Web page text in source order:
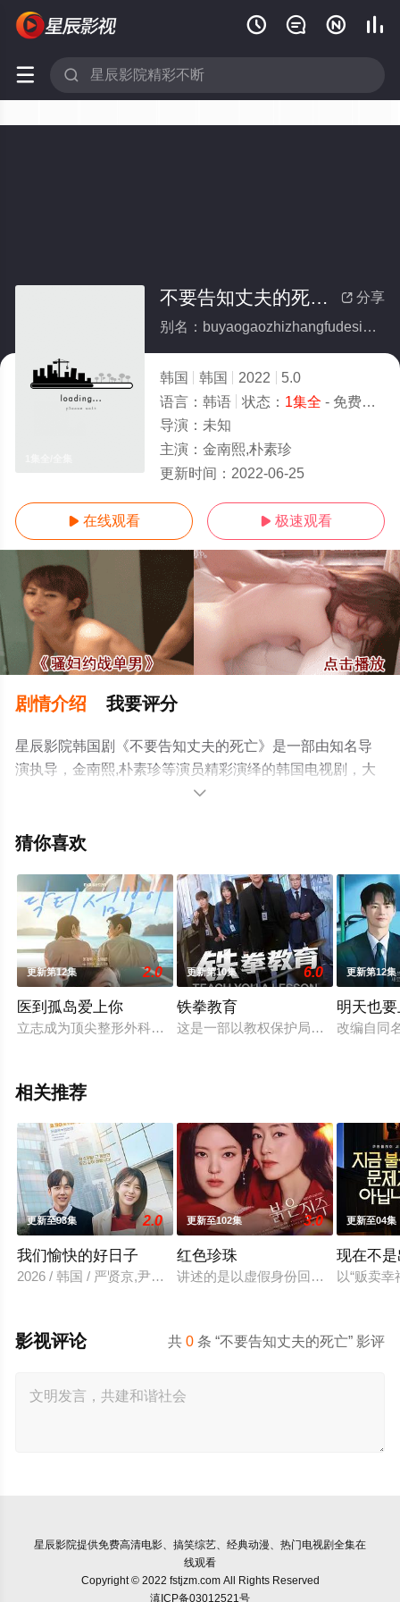
   
 
 分享
不要告知丈夫的死亡(全集)
别名：buyaogaozhizhangfudesiwang
韩国 韩国 2022
5.0
语言： 韩语 状态： 1集全 - 免费在线观看
导演： 未知
主演： 金南熙,朴素珍
更新时间： 2022-06-25
 在线观看  极速观看
剧情介绍 我要评分
星辰影院韩国剧《不要告知丈夫的死亡》是一部由知名导
演执导，金南熙,朴素珍等演员精彩演绎的韩国电视剧，大
结局剧情已揭晓（1集全），手机免费观看高清未删减完整
电视剧、电视猫或剧情网等平台了解。

猜你喜欢
更新第12集 2.0
医到孤岛爱上你
立志成为顶尖整形外科医生都志义（李宰旭 饰），同身世神秘
更新第10集 6.0
铁拳教育
这是一部以教权保护局为核心且具有
更新第12集
明天也
改编自同
相关推荐
更新至93集 2.0
我们愉快的好日子
2026 / 韩国 / 严贤京,尹仲勋,申正允,尹多英,金惠玉,鲜于在德,尹
更新至102集 3.0
红色珍珠
讲述的是以虚假身份回归的两个女人
更新至04集
现在不
以“贩卖
共0 条 “不要告知丈夫的死亡” 影评
影视评论
星辰影院提供免费高清电影、搞笑综艺、经典动漫、热门电视剧全集在
线观看
Copyright © 2022 fstjzm.com All Rights Reserved
滇ICP备03012521号